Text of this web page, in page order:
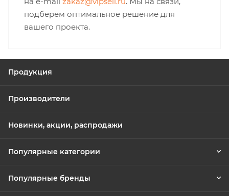
подберем оптимальное решение для
вашего проекта.
Продукция
Производители
Новинки, акции, распродажи
Популярные категории
Популярные бренды